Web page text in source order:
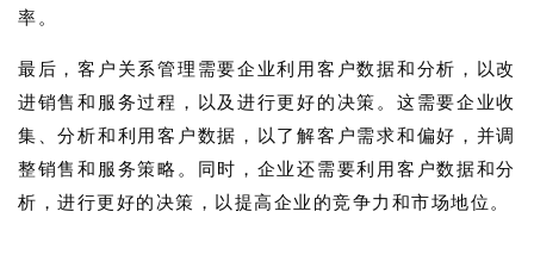
率。
最后，客户关系管理需要企业利用客户数据和分析，以改
进销售和服务过程，以及进行更好的决策。这需要企业收
集、分析和利用客户数据，以了解客户需求和偏好，并调
整销售和服务策略。同时，企业还需要利用客户数据和分
析，进行更好的决策，以提高企业的竞争力和市场地位。